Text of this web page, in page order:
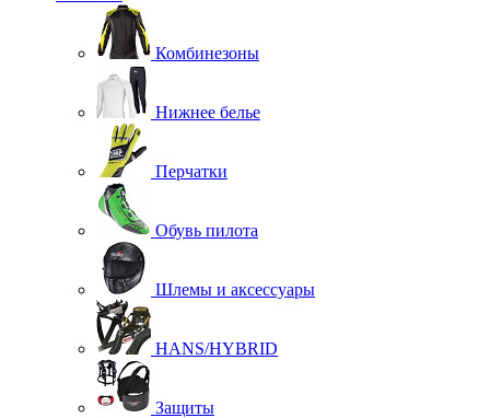
Комбинезоны
Нижнее белье
Перчатки
Обувь пилота
Шлемы и аксессуары
HANS/HYBRID
Защиты